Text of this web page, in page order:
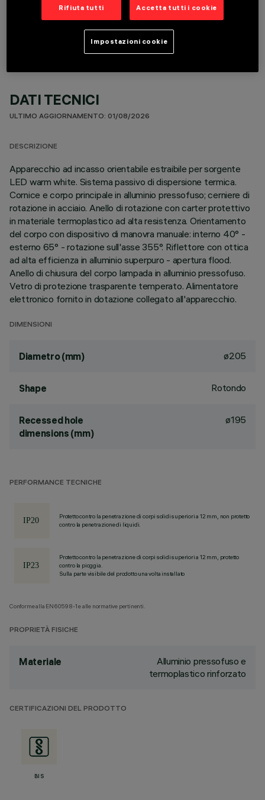
COMPONENTI OPZIONALI
DATI TECNICI
ULTIMO AGGIORNAMENTO: 01/08/2026
DESCRIZIONE
Apparecchio ad incasso orientabile estraibile per sorgente
LED warm white. Sistema passivo di dispersione termica.
Cornice e corpo principale in alluminio pressofuso; cerniere di
rotazione in acciaio. Anello di rotazione con carter protettivo
in materiale termoplastico ad alta resistenza. Orientamento
del corpo con dispositivo di manovra manuale: interno 40° -
esterno 65° - rotazione sull'asse 355°. Riflettore con ottica
ad alta efficienza in alluminio superpuro - apertura flood.
Anello di chiusura del corpo lampada in alluminio pressofuso.
Vetro di protezione trasparente temperato. Alimentatore
elettronico fornito in dotazione collegato all'apparecchio.
DIMENSIONI
Diametro (mm) ø205
Shape Rotondo
Recessed hole
dimensions (mm)
ø195
PERFORMANCE TECNICHE
Protetto contro la penetrazione di corpi solidi superiori a 12 mm, non protetto
contro la penetrazione di liquidi.
Protetto contro la penetrazione di corpi solidi superiori a 12 mm, protetto
contro la pioggia.
Sulla parte visibile del prodotto una volta installato
Conforme alla EN60598-1 e alle normative pertinenti.
PROPRIETÀ FISICHE
Materiale
Alluminio pressofuso e
termoplastico rinforzato
CERTIFICAZIONI DEL PRODOTTO
BIS
Rifiuta tutti Accetta tutti i cookie
Impostazioni cookie